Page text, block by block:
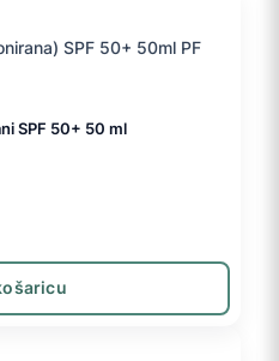
SPF 50+ 50 ml